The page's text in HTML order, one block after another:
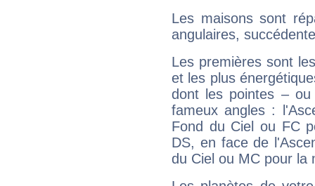
Les maisons sont
angulaires,
Les premières sont
et les plus
dont les pointes –
fameux angles :
Fond du Ciel ou FC
DS, en face de
du Ciel ou MC pour la